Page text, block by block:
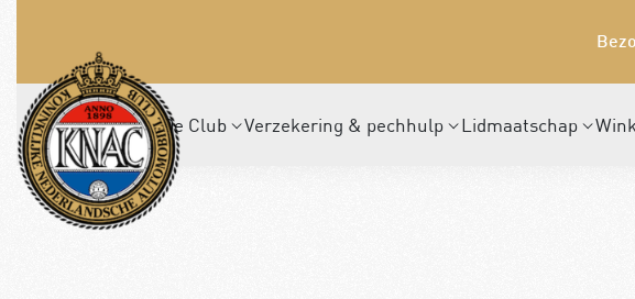
De Club Verzekering & pechhulp Lidmaatschap